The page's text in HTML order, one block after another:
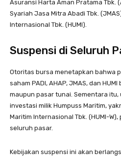
Asuransi Harta Aman Pratama Tbk.
Syariah Jasa Mitra Abadi Tbk.
Internasional Tbk. (HUMI).
Suspensi di Seluruh
Otoritas bursa menetapkan bahwa
saham PADI, AHAP, JMAS, dan
maupun pasar tunai. Sementara
investasi milik Humpuss Maritim,
Maritim Internasional Tbk. (HUMI-
seluruh pasar.
Kebijakan suspensi ini akan